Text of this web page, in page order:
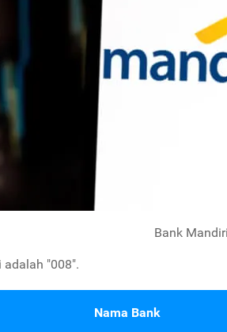
Bank Mandiri
adalah "008".
Nama Bank